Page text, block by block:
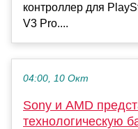
контроллер для
V3 Pro....
04:00, 10 Окт
Sony и AMD
технологическую